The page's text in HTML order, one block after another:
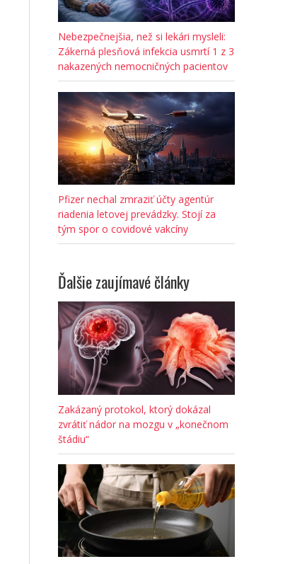
Nebezpečnejšia, než si lekári mysleli:
Zákerná plesňová infekcia usmrtí 1 z 3
nakazených nemocničných pacientov
Pfizer nechal zmraziť účty agentúr
riadenia letovej prevádzky. Stojí za
tým spor o covidové vakcíny
Ďalšie zaujímavé články
Zakázaný protokol, ktorý dokázal
zvrátiť nádor na mozgu v „konečnom
štádiu“